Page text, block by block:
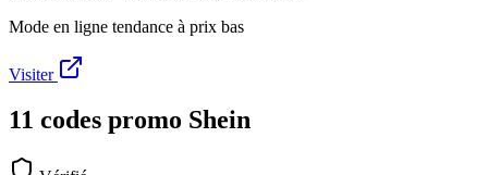
Mode en ligne tendance à prix bas
Visiter
11 codes promo Shein